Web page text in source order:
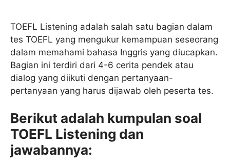
TOEFL Listening adalah salah satu bagian dalam
tes TOEFL yang mengukur kemampuan seseorang
dalam memahami bahasa Inggris yang diucapkan.
Bagian ini terdiri dari 4-6 cerita pendek atau
dialog yang diikuti dengan pertanyaan-
pertanyaan yang harus dijawab oleh peserta tes.
Berikut adalah kumpulan soal
TOEFL Listening dan
jawabannya: